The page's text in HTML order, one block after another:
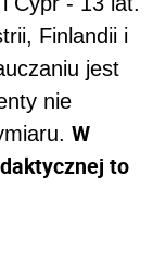
Finlandii i
jest
nie
W
to